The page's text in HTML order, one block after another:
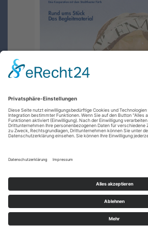
Cookie-Einstellungen